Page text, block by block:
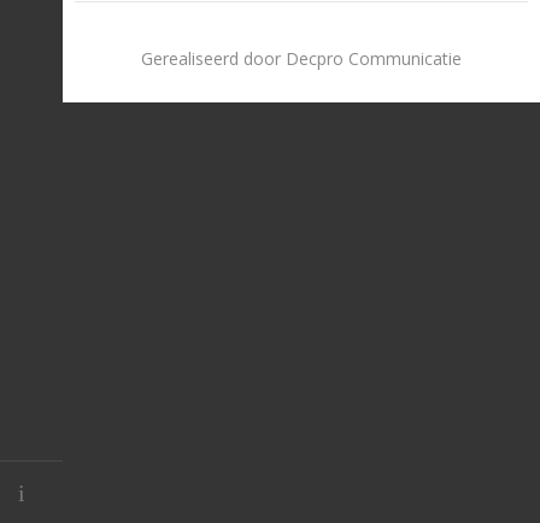
Gerealiseerd door Decpro Communicatie